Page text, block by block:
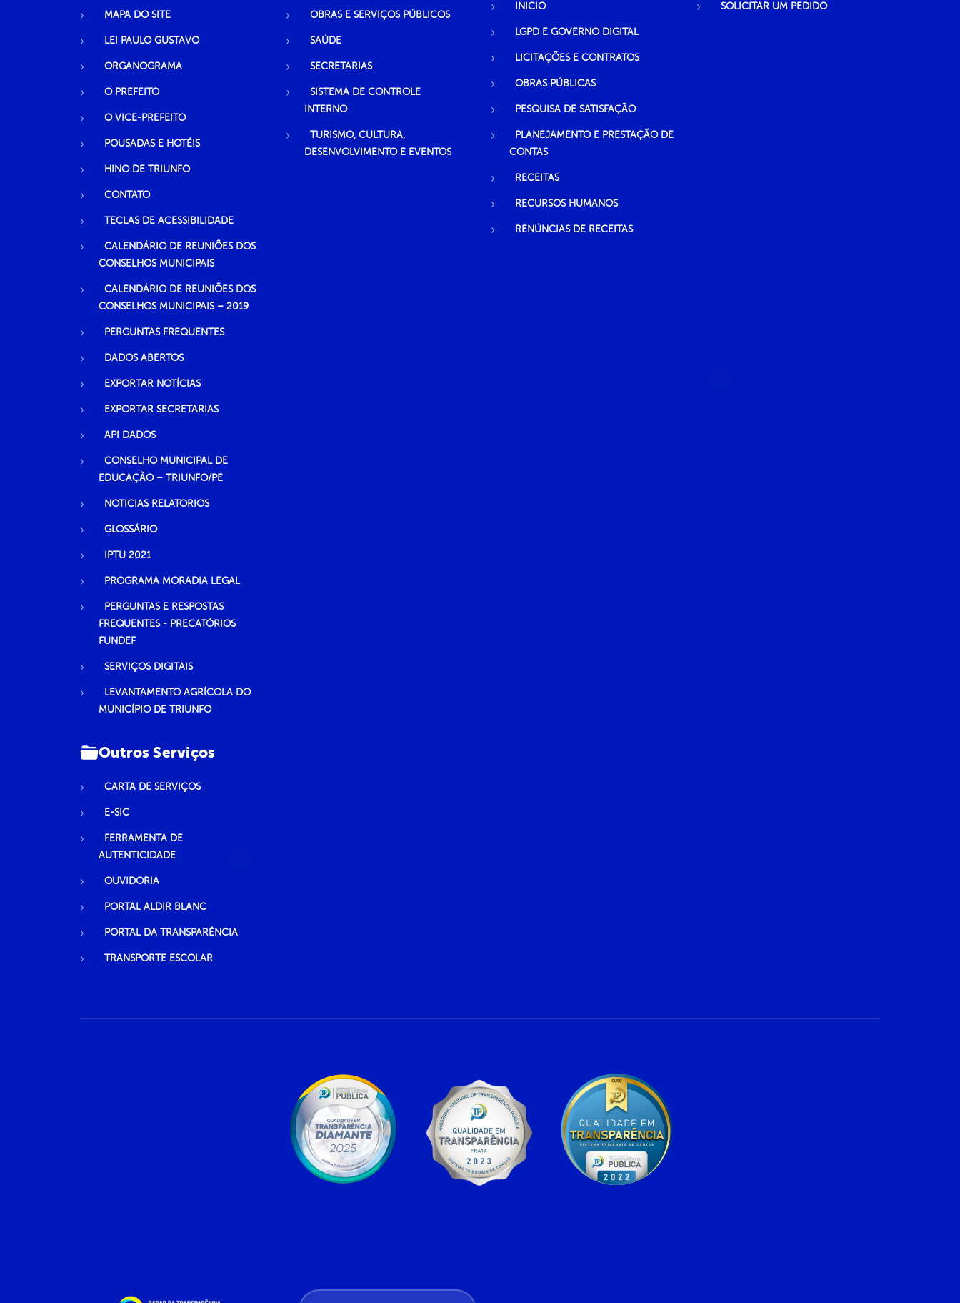
MAPA DO SITE
LEI PAULO GUSTAVO
ORGANOGRAMA
O PREFEITO
O VICE-PREFEITO
POUSADAS E HOTÉIS
HINO DE TRIUNFO
CONTATO
TECLAS DE ACESSIBILIDADE
CALENDÁRIO DE REUNIÕES DOS
CONSELHOS MUNICIPAIS
CALENDÁRIO DE REUNIÕES DOS
CONSELHOS MUNICIPAIS – 2019
PERGUNTAS FREQUENTES
DADOS ABERTOS
EXPORTAR NOTÍCIAS
EXPORTAR SECRETARIAS
API DADOS
CONSELHO MUNICIPAL DE
EDUCAÇÃO – TRIUNFO/PE
NOTICIAS RELATORIOS
GLOSSÁRIO
IPTU 2021
PROGRAMA MORADIA LEGAL
PERGUNTAS E RESPOSTAS
FREQUENTES - PRECATÓRIOS
FUNDEF
SERVIÇOS DIGITAIS
LEVANTAMENTO AGRÍCOLA DO
MUNICÍPIO DE TRIUNFO
OBRAS E SERVIÇOS PÚBLICOS
SAÚDE
SECRETARIAS
SISTEMA DE CONTROLE
INTERNO
TURISMO, CULTURA,
DESENVOLVIMENTO E EVENTOS
INICIO
LGPD E GOVERNO DIGITAL
LICITAÇÕES E CONTRATOS
OBRAS PÚBLICAS
PESQUISA DE SATISFAÇÃO
PLANEJAMENTO E PRESTAÇÃO DE
CONTAS
RECEITAS
RECURSOS HUMANOS
RENÚNCIAS DE RECEITAS
SOLICITAR UM PEDIDO
Outros Serviços
CARTA DE SERVIÇOS
E-SIC
FERRAMENTA DE
AUTENTICIDADE
OUVIDORIA
PORTAL ALDIR BLANC
PORTAL DA TRANSPARÊNCIA
TRANSPORTE ESCOLAR